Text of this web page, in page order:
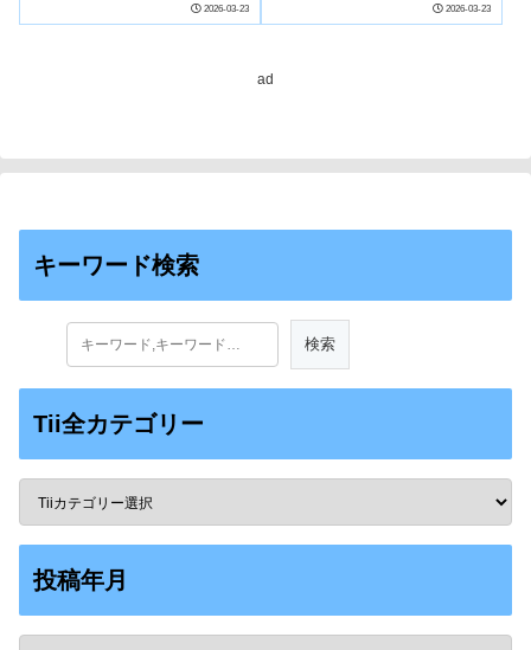
2026-03-23 2026-03-23
ad
キーワード検索
Tii全カテゴリー
投稿年月